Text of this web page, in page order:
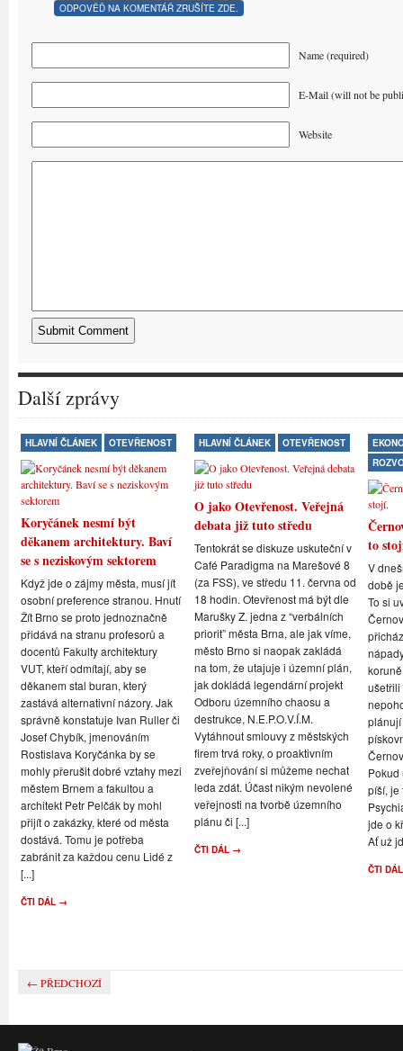
ODPOVĚĎ NA KOMENTÁŘ ZRUŠÍTE ZDE.
Name (required)
E-Mail (will not be
Website
Další zprávy
HLAVNÍ ČLÁNEK OTEVŘENOST
Koryčánek nesmí být
děkanem architektury. Baví
se s neziskovým sektorem
Když jde o zájmy města, musí jít
osobní preference stranou. Hnutí
Žít Brno se proto jednoznačně
přidává na stranu profesorů a
docentů Fakulty architektury
VUT, kteří odmítají, aby se
děkanem stal buran, který
zastává alternativní názory. Jak
správně konstatuje Ivan Ruller či
Josef Chybík, jmenováním
Rostislava Koryčánka by se
mohly přerušit dobré vztahy mezi
městem Brnem a fakultou a
architekt Petr Pelčák by mohl
přijít o zakázky, které od města
dostává. Tomu je potřeba
zabránit za každou cenu Lidé z
[...]
ČTI DÁL →
HLAVNÍ ČLÁNEK OTEVŘENOST
O jako Otevřenost. Veřejná
debata již tuto středu
Tentokrát se diskuze uskuteční v
Café Paradigma na Marešové 8
(za FSS), ve středu 11. června od
18 hodin. Otevřenost má být dle
Marušky Z. jedna z “verbálních
priorit” města Brna, ale jak víme,
město Brno si naopak zakládá
na tom, že utajuje i územní plán,
jak dokládá legendární projekt
Odboru územního chaosu a
destrukce, N.E.P.O.V.Í.M.
Vytáhnout smlouvy z městských
firem trvá roky, o proaktivním
zveřejňování si můžeme nechat
leda zdát. Účast nikým nevolené
veřejnosti na tvorbě územního
plánu či [...]
ČTI DÁL →
to
V
době
To si
ušetřili
Pokud
píší, je
jde o
Ať už
ČTI
← PŘEDCHOZÍ